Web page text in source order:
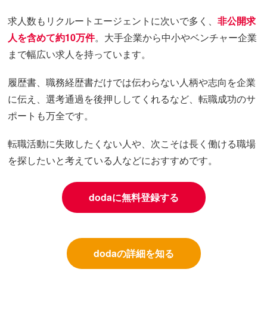
求人数もリクルートエージェントに次いで多く、非公開求
人を含めて約10万件。大手企業から中小やベンチャー企業
まで幅広い求人を持っています。
履歴書、職務経歴書だけでは伝わらない人柄や志向を企業
に伝え、選考通過を後押ししてくれるなど、転職成功のサ
ポートも万全です。
転職活動に失敗したくない人や、次こそは長く働ける職場
を探したいと考えている人などにおすすめです。
dodaに無料登録する
dodaの詳細を知る